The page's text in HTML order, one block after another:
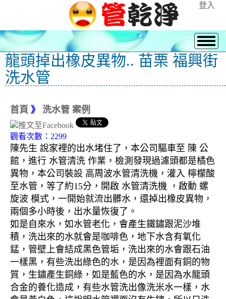
登入
龍頭掉出橡皮異物.. 苗栗 福興街
洗水管
首頁 》 洗水管 案例
觀看次數：2299
陳先生 說家裡的出水堵住了，本公司驅車至 陳 公
館，進行 水管清洗 作業，檢測發現過濾頭都是橘色
異物，本公司裝設 高周波水管清洗機，灌入 檸檬酸
至水管，等了約15分，開啟 水管清洗機 ，啟動 螺
旋波 模式，一開始就流出髒水，還掉出橡皮異物，
兩個多小時後，出水量恢復了。
如是自來水，如水管老化，會產生鐵鏽跟泥沙堆
積，洗出來的水就會是咖啡色，地下水含有氧化
錳，管壁上會結成黑色管垢，洗出來的水會跟石油
一樣黑，有些洗出綠色的水，是因為裡面有銅的物
質，生鏽產生銅綠，如是藍色的水，是因為水龍頭
合金的養化造成，有些水管洗出像洗米水一樣，水